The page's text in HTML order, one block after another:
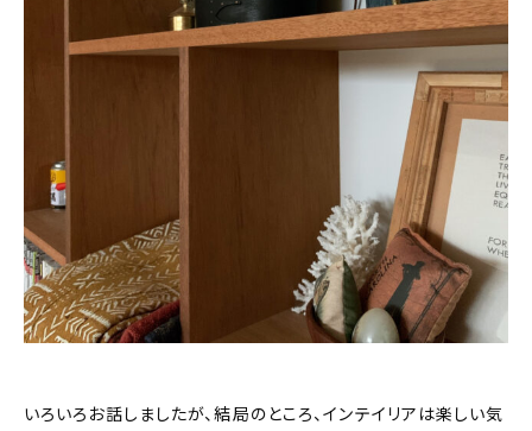
いろいろお話しましたが、結局のところ、インテイリアは楽しい気